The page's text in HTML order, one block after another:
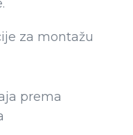
za montažu
prema